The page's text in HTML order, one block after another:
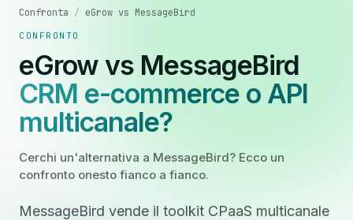
Confronta / eGrow vs MessageBird
CONFRONTO
eGrow vs MessageBird
CRM e-commerce o API
multicanale?
Cerchi un'alternativa a MessageBird? Ecco un
confronto onesto fianco a fianco.
MessageBird vende il toolkit CPaaS multicanale